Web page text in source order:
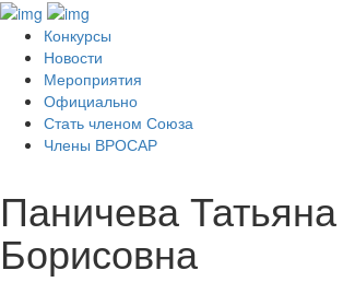
Конкурсы
Новости
Мероприятия
Официально
Стать членом Союза
Члены ВРОСАР
Паничева Татьяна
Борисовна